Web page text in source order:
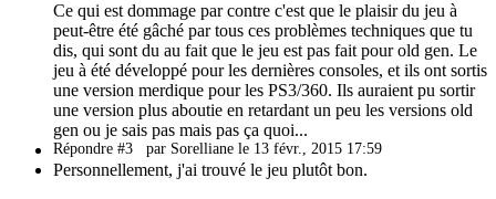
Ce qui est dommage par contre c'est que le plaisir du jeu à
peut-être été gâché par tous ces problèmes techniques que tu
dis, qui sont du au fait que le jeu est pas fait pour old gen. Le
jeu à été développé pour les dernières consoles, et ils ont sortis
une version merdique pour les PS3/360. Ils auraient pu sortir
une version plus aboutie en retardant un peu les versions old
gen ou je sais pas mais pas ça quoi...
Répondre #3 par Sorelliane le 13 févr., 2015 17:59
Personnellement, j'ai trouvé le jeu plutôt bon.